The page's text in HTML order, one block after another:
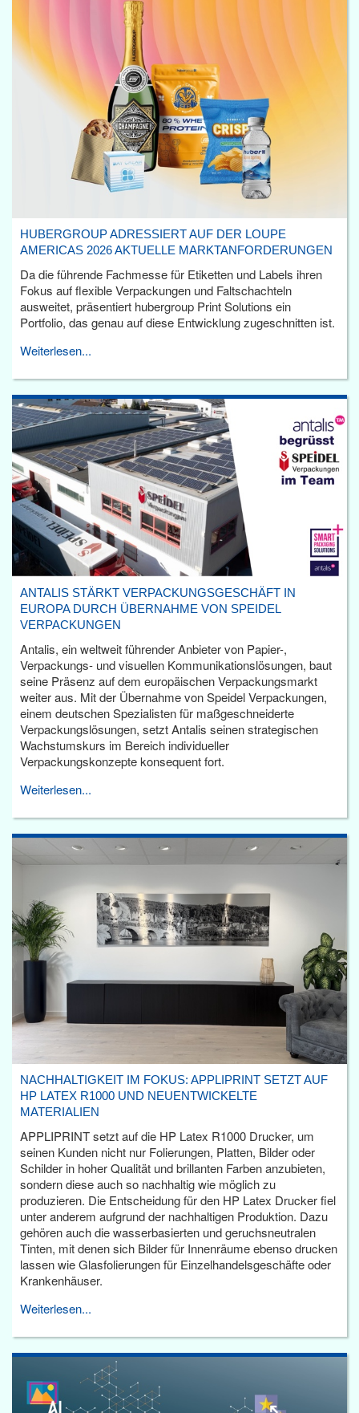
HUBERGROUP ADRESSIERT AUF DER LOUPE
AMERICAS 2026 AKTUELLE MARKTANFORDERUNGEN
Da die führende Fachmesse für Etiketten und Labels ihren
Fokus auf flexible Verpackungen und Faltschachteln
ausweitet, präsentiert hubergroup Print Solutions ein
Portfolio, das genau auf diese Entwicklung zugeschnitten ist.
Weiterlesen...
ANTALIS STÄRKT VERPACKUNGSGESCHÄFT IN
EUROPA DURCH ÜBERNAHME VON SPEIDEL
VERPACKUNGEN
Antalis, ein weltweit führender Anbieter von Papier-,
Verpackungs- und visuellen Kommunikationslösungen, baut
seine Präsenz auf dem europäischen Verpackungsmarkt
weiter aus. Mit der Übernahme von Speidel Verpackungen,
einem deutschen Spezialisten für maßgeschneiderte
Verpackungslösungen, setzt Antalis seinen strategischen
Wachstumskurs im Bereich individueller
Verpackungskonzepte konsequent fort.
Weiterlesen...
NACHHALTIGKEIT IM FOKUS: APPLIPRINT SETZT AUF
HP LATEX R1000 UND NEUENTWICKELTE
MATERIALIEN
APPLIPRINT setzt auf die HP Latex R1000 Drucker, um
seinen Kunden nicht nur Folierungen, Platten, Bilder oder
Schilder in hoher Qualität und brillanten Farben anzubieten,
sondern diese auch so nachhaltig wie möglich zu
produzieren. Die Entscheidung für den HP Latex Drucker fiel
unter anderem aufgrund der nachhaltigen Produktion. Dazu
gehören auch die wasserbasierten und geruchsneutralen
Tinten, mit denen sich Bilder für Innenräume ebenso drucken
lassen wie Glasfolierungen für Einzelhandelsgeschäfte oder
Krankenhäuser.
Weiterlesen...